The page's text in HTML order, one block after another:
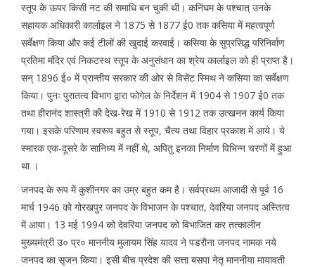
स्तूप के ऊपर किसी नट की समाधि बन चुकी थी। कनिंघम के पश्चात् उनके
सहायक अधिकारी कार्लाइल ने 1875 से 1877 ई0 तक कसिया में महत्वपूर्ण
सर्वेक्षण किया और कई टीलों की खुदाई करवाई। कसिया के सुप्रसिद्ध परिनिर्वाण
प्रतिमा मंदिर एवं निकटस्थ स्तूप के अनुसंधान का श्रेय कार्लाइल को ही प्राप्त है।
सन् 1896 ई० में प्रान्तीय सरकार की ओर से विसेंट स्मिथ ने कसिया का सर्वेक्षण
किया। पुनः पुरातत्व विभाग द्वारा फोगेल के निर्देशन में 1904 से 1907 ई0 तक
तथा हीरानंद शास्त्री की देख-रेख में 1910 से 1912 तक उत्खनन कार्य किया
गया। इसके परिणाम स्वरूप बहुत से स्तूप, चैत्य तथा विहार प्रकाश में आये। ये
स्मारक एक-दूसरे के सानिध्य में नहीं थे, अपितु इनका निर्माण विभिन्न चरणों में हुआ
था ।
जनपद के रूप में कुशीनगर का उम्र बहुत कम है। सर्वप्रथम आजादी से पूर्व 16
मार्च 1946 को गोरखपुर जनपद के विभाजन के पश्चात, देवरिया जनपद अस्तित्व
में आया। 13 मई 1994 को देवरिया जनपद को विभाजित कर तत्कालीन
मुख्यमंत्री उ० प्र० माननीय मुलायम सिंह यादव ने पडरौना जनपद नामक नये
जनपद का सृजन किया। इसी बीच प्रदेश की सत्ता बसपा नेतृ माननीया मायावती